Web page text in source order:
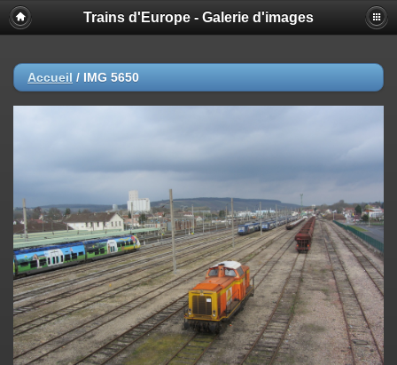
Trains d'Europe - Galerie d'images
Accueil / IMG 5650